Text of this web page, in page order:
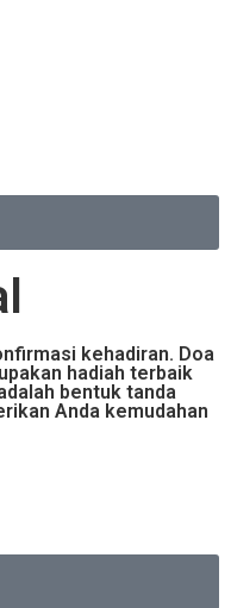
kehadiran. Doa
hadiah terbaik
bentuk tanda
Anda kemudahan